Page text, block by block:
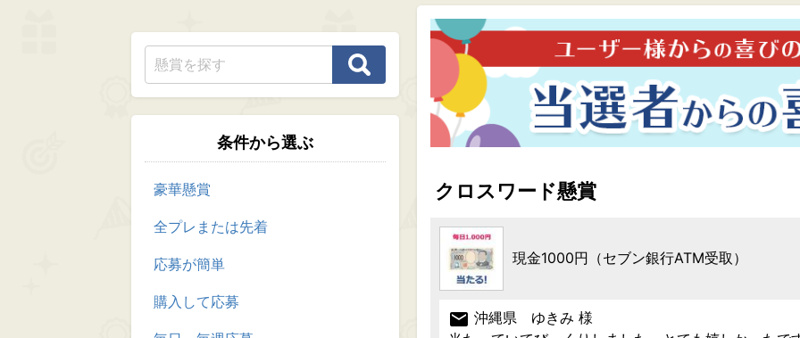
条件から選ぶ
豪華懸賞
全プレまたは先着
応募が簡単
購入して応募
クロスワード懸賞
現金1000円（セブン銀行ATM受取）
mail 沖縄県 ゆきみ 様